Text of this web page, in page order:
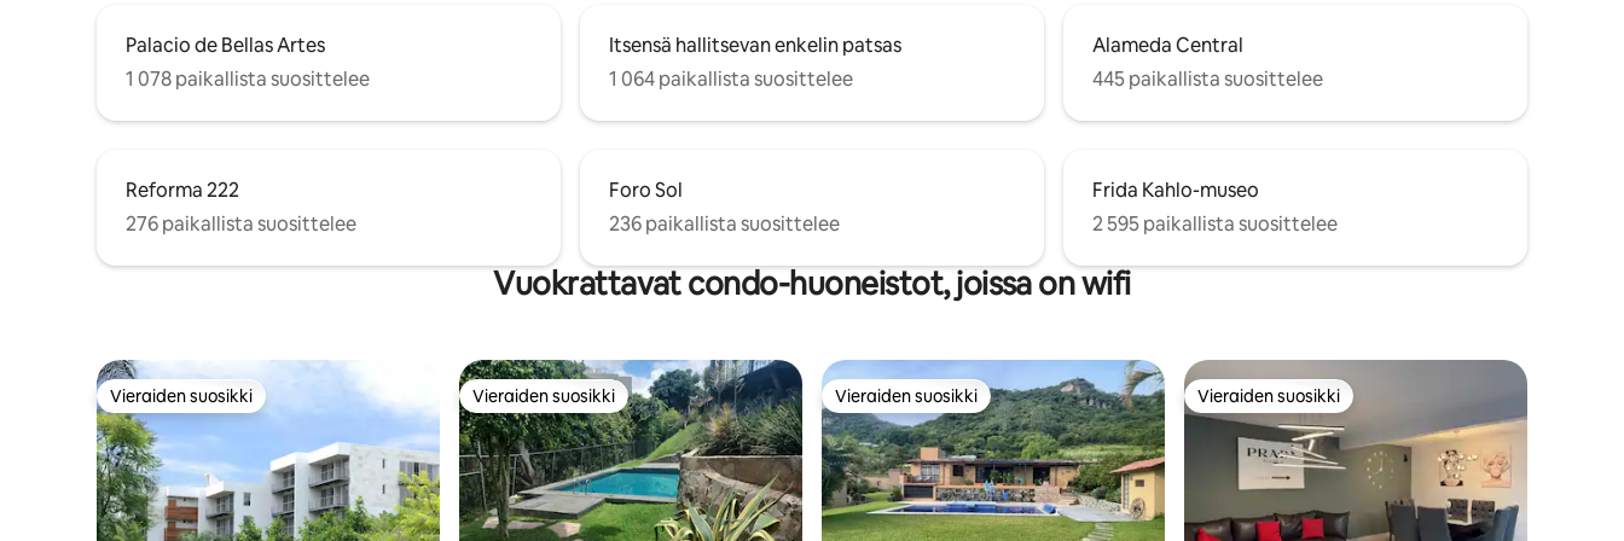
Palacio de Bellas Artes
1 078 paikallista suosittelee
Itsensä hallitsevan enkelin patsas
1 064 paikallista suosittelee
Alameda Central
445 paikallista suosittelee
Reforma 222
276 paikallista suosittelee
Foro Sol
236 paikallista suosittelee
Frida Kahlo-museo
2 595 paikallista suosittelee
Vuokrattavat condo-huoneistot, joissa on wifi
Vieraiden suosikki
Vieraiden suosikki Vieraiden suosikki
Vieraiden suosikki Vieraiden suosikki
Vieraiden suosikki Vieraiden suosikki
Vieraiden suosikki